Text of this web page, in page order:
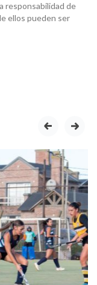
responsabilidad de
ellos pueden ser
prev next